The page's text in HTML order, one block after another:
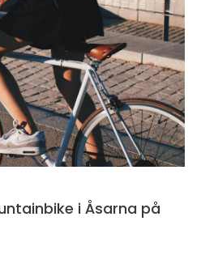
i Åsarna på